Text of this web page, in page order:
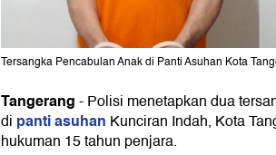
Tersangka Pencabulan Anak di Panti Asuhan Kota
Tangerang-Polisi menetapkan dua
di panti asuhan Kunciran Indah, Kota
hukuman 15 tahun penjara.